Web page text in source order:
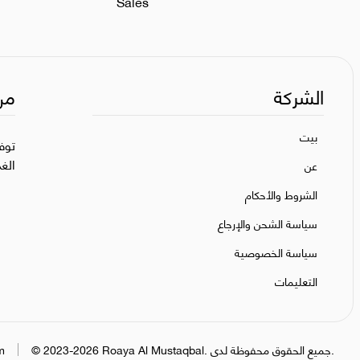
الشركة
بيت
عن
الشروط والأحكام
سياسة الشحن والإرجاع
سياسة الخصوصية
التعليمات
©2023-2026 Roaya Al Mustaqbal. جميع الحقوق محفوظة لدى.